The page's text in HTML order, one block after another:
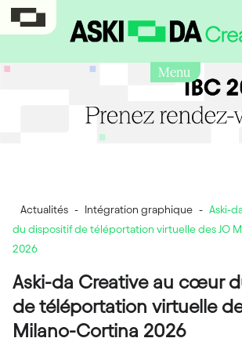
Menu
Actualités - Intégration graphique - Aski-
du dispositif de téléportation virtuelle des JO
2026
Aski-da Creative au cœur
de téléportation virtuelle
Milano-Cortina 2026